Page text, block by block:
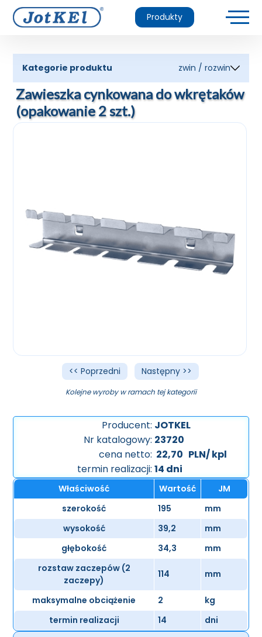
Produkty
Kategorie produktu zwin / rozwin
Zawieszka cynkowana do wkrętaków
(opakowanie 2 szt.)
<< Poprzedni Następny >>
Kolejne wyroby w ramach tej kategorii
Producent: JOTKEL
Nr katalogowy: 23720
cena netto: 22,70 PLN/ kpl
termin realizacji: 14 dni
Właściwość Wartość
JM
szerokość
195
mm
wysokość
39,2
mm
głębokość
34,3
mm
rozstaw zaczepów (2
zaczepy)
114 mm
maksymalne obciążenie 2
kg
termin realizacji
14 dni